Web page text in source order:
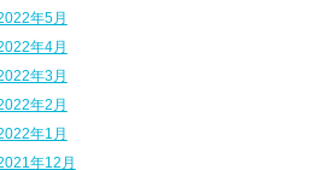
年5月
年4月
年3月
年2月
年1月
年12月